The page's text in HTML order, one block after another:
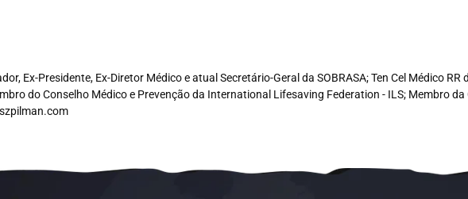
Ex-Presidente, Ex-Diretor Médico e atual Secretário-Geral da SOBRASA; Ten Cel Médico RR
do Conselho Médico e Prevenção da International Lifesaving Federation - ILS; Membro